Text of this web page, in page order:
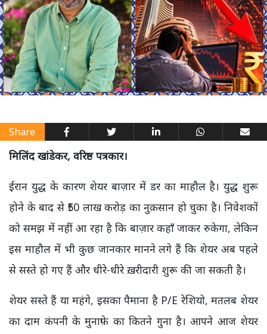
Share
मिलिंद खांडेकर, वरिष्ठ पत्रकार।
ईरान युद्ध के कारण शेयर बाज़ार में डर का माहौल है। युद्ध शुरू
होने के बाद से ₹50 लाख करोड़ का नुक़सान हो चुका है। निवेशकों
को समझ में नहीं आ रहा है कि बाज़ार कहाँ जाकर रुकेगा, लेकिन
इस माहौल में भी कुछ जानकार मानने लगे हैं कि शेयर अब पहले
से सस्ते हो गए हैं और धीरे-धीरे ख़रीदारी शुरू की जा सकती है।
शेयर सस्ते हैं या महंगे, इसका पैमाना है P/E रेशियो, मतलब शेयर
का दाम कंपनी के मुनाफ़े का कितने गुना है। आपने आज शेयर